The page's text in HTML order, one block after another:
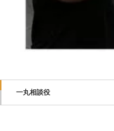
一丸相談役